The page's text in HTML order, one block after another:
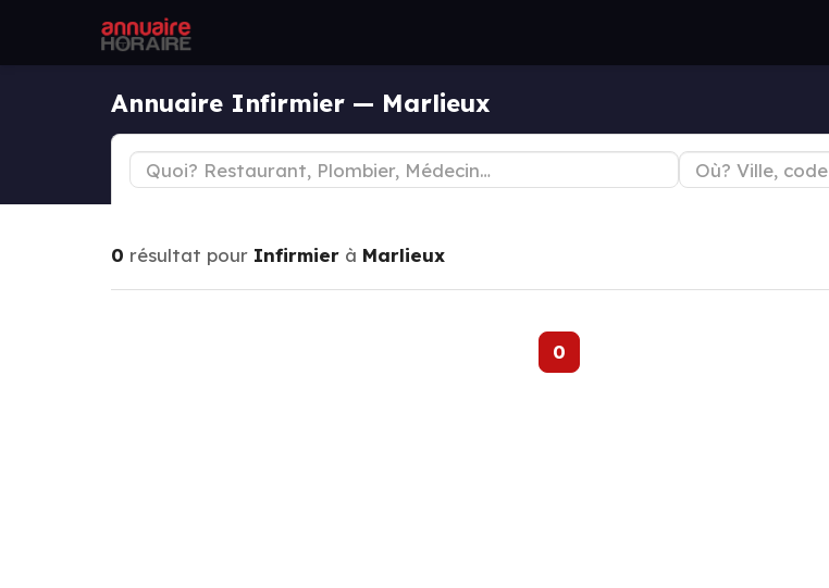
Annuaire Infirmier — Marlieux
0 résultat pour Infirmier à Marlieux
0